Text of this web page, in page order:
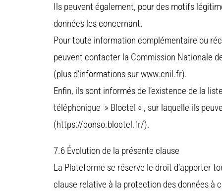
Ils peuvent également, pour des motifs
données les concernant.
Pour toute information complémentaire ou
peuvent contacter la Commission Nationale
(plus d’informations sur www.cnil.fr).
Enfin, ils sont informés de l’existence de la
téléphonique » Bloctel « , sur laquelle ils
(https://conso.bloctel.fr/).
7.6 Évolution de la présente clause
La Plateforme se réserve le droit d’apporter
clause relative à la protection des données à